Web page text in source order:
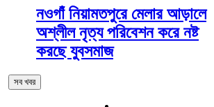
নওগাঁ নিয়ামতপুরে মেলার আড়ালে
অশ্লীল নৃত্য পরিবেশন করে নষ্ট
করছে যুবসমাজ
সব খবর